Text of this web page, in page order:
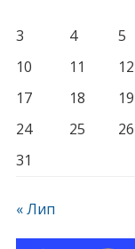
3
4 5
10
11 12
17
18 19
24
25 26
31
« Лип